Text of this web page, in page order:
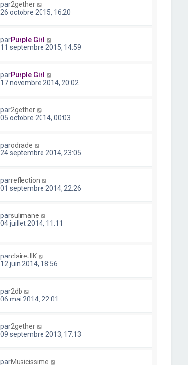
par2gether
26 octobre 2015, 16:20
parPurple Girl
11 septembre 2015, 14:59
parPurple Girl
17 novembre 2014, 20:02
par2gether
05 octobre 2014, 00:03
parodrade
24 septembre 2014, 23:05
parreflection
01 septembre 2014, 22:26
parsulimane
04 juillet 2014, 11:11
parclaireJIK
12 juin 2014, 18:56
par2db
06 mai 2014, 22:01
par2gether
09 septembre 2013, 17:13
parMusicissime